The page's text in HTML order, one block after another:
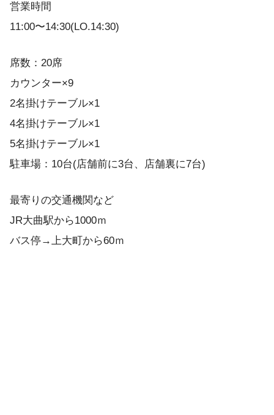
営業時間
11:00〜14:30(LO.14:30)
席数：20席
カウンター×9
2名掛けテーブル×1
4名掛けテーブル×1
5名掛けテーブル×1
駐車場：10台(店舗前に3台、店舗裏に7台)
最寄りの交通機関など
JR大曲駅から1000ｍ
バス停→上大町から60ｍ